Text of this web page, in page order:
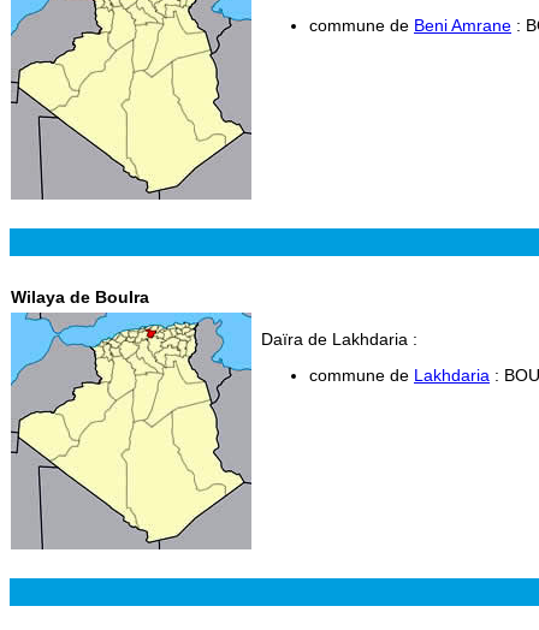
commune de Beni Amrane :
Wilaya de BouIra
Daïra de Lakhdaria :
commune de Lakhdaria :